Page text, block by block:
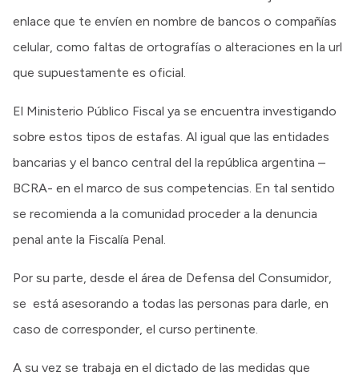
enlace que te envíen en nombre de bancos o compañías
celular, como faltas de ortografías o alteraciones en la url
que supuestamente es oficial.
El Ministerio Público Fiscal ya se encuentra investigando
sobre estos tipos de estafas. Al igual que las entidades
bancarias y el banco central del la república argentina –
BCRA- en el marco de sus competencias. En tal sentido
se recomienda a la comunidad proceder a la denuncia
penal ante la Fiscalía Penal.
Por su parte, desde el área de Defensa del Consumidor,
se está asesorando a todas las personas para darle, en
caso de corresponder, el curso pertinente.
A su vez se trabaja en el dictado de las medidas que